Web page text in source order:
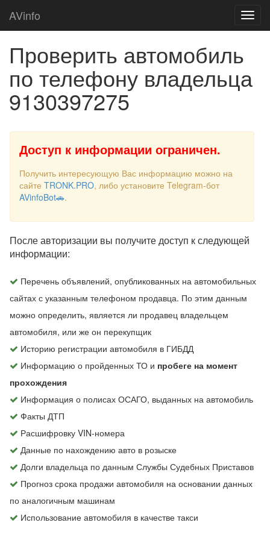
AVinfo
Проверить автомобиль
по телефону владельца
9130397275
Доступ к информации ограничен.
Получить интересующую Вас информацию можно на
сайте TRONK.PRO, либо установите Telegram-бот
AVinfoBot🚗.
После авторизации вы получите доступ к следующей
информации:
Перечень объявлений, опубликованных на автомобильных
сайтах с указанным телефоном продавца. По этим данным
можно определить, является ли продавец владельцем
автомобиля, или же он перекупщик
Историю регистрации автомобиля в ГИБДД
Информацию о пройденных ТО и пробеге на момент
прохождения
Информация о полисах ОСАГО, выданных на автомобиль
Факты ДТП
Расшифровку VIN-номера
Данные по нахождению авто в розыске
Долги владельца по данным Службы Судебных Приставов
Прогноз срока продажи автомобиля на основании данных
по аналогичным машинам
Использование автомобиля в качестве такси